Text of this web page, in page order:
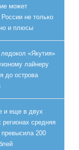
может
России не только
и плюсы
«Якутия»
лайнеру
до острова
и еще в двух
регионах средняя
превысила 200